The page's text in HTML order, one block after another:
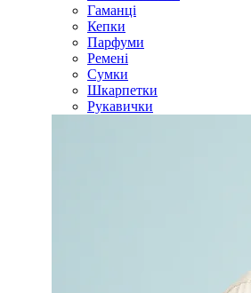
Гаманці
Кепки
Парфуми
Ремені
Сумки
Шкарпетки
Рукавички